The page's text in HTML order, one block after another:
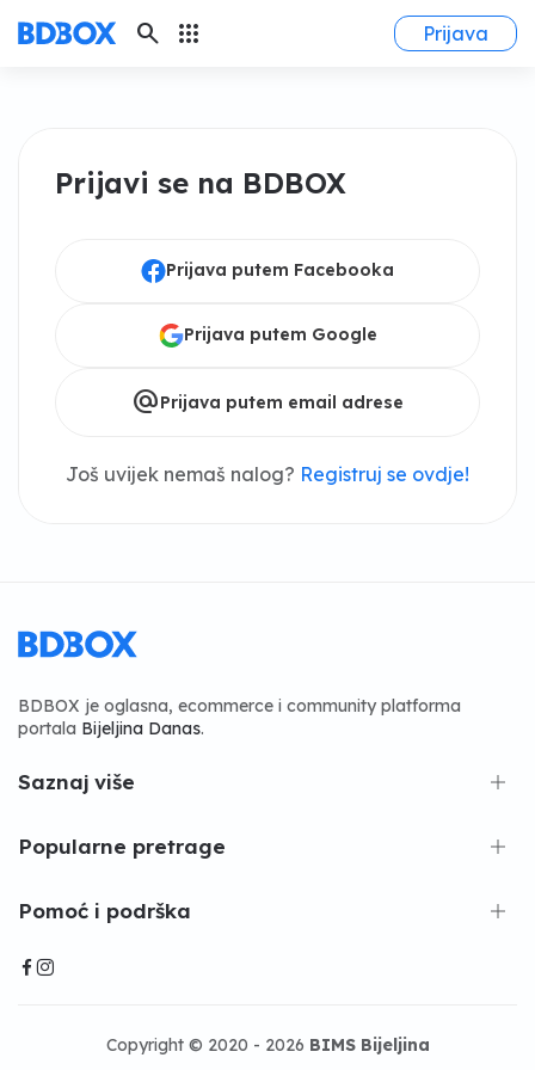
search apps Prijava
Prijavi se na BDBOX
Prijava putem Facebooka
Prijava putem Google
alternate_emailPrijava putem email adrese
Još uvijek nemaš nalog? Registruj se ovdje!
BDBOX je oglasna, ecommerce i community platforma
portala Bijeljina Danas.
Saznaj više
Popularne pretrage
Pomoć i podrška
Copyright © 2020 - 2026 BIMS Bijeljina